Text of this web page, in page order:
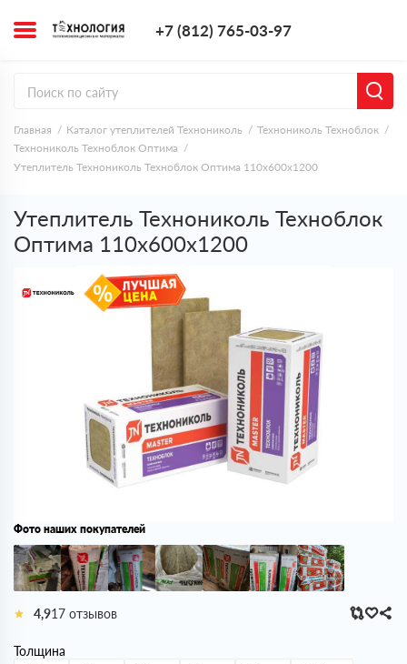
+7 (812) 765-03-97
Главная Каталог утеплителей Технониколь
Технониколь Техноблок
Технониколь Техноблок Оптима
Утеплитель Технониколь Техноблок Оптима 110х600х1200
Утеплитель Технониколь Техноблок
Оптима 110х600х1200
Фото наших покупателей
4,9 17 отзывов
Толщина